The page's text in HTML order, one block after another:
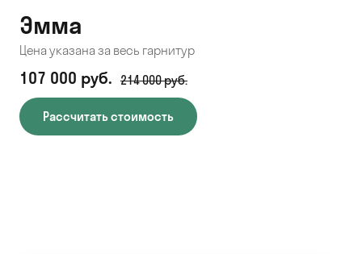
Эмма
Цена указана за весь гарнитур
107 000 руб. 214 000 руб.
Рассчитать стоимость